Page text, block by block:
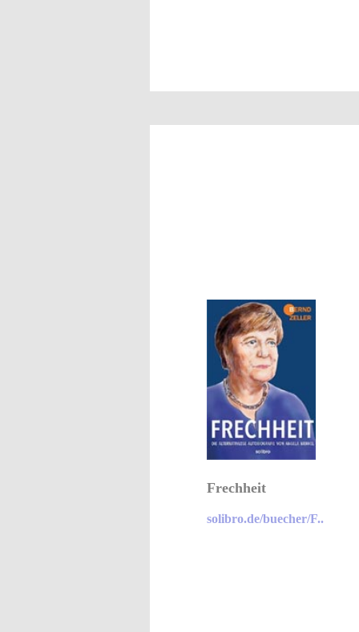
Frechheit
solibro.de/buecher/F..